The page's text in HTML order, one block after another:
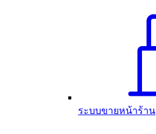
ระบบขายหน้าร้าน